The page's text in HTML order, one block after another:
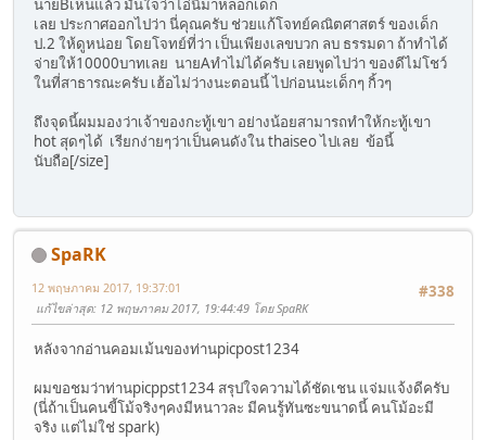
นายBเห็นแล้ว มั่นใจว่าไอ่นี่มาหลอกเด็ก
เลย ประกาศออกไปว่า นี่คุณครับ ช่วยแก้โจทย์คณิตศาสตร์ ของเด็ก
ป.2 ให้ดูหน่อย โดยโจทย์ที่ว่า เป็นเพียงเลขบวก ลบ ธรรมดา ถ้าทำได้
จ่ายให้10000บาทเลย นายAทำไม่ได้ครับ เลยพูดไปว่า ของดีไม่โชว์
ในที่สาธารณะครับ เฮ้อไม่ว่างนะตอนนี้ ไปก่อนนะเด็กๆ กิ้วๆ
ถึงจุดนี้ผมมองว่าเจ้าของกะทู้เขา อย่างน้อยสามารถทำให้กะทู้เขา
hot สุดๆได้ เรียกง่ายๆว่าเป็นคนดังใน thaiseo ไปเลย ข้อนี้
นับถือ[/size]
SpaRK
#338
12 พฤษภาคม 2017, 19:37:01
แก้ไขล่าสุด: 12 พฤษภาคม 2017, 19:44:49 โดย SpaRK
หลังจากอ่านคอมเม้นของท่านpicpost1234
ผมขอชมว่าท่านpicppst1234 สรุปใจความได้ชัดเชน แจ่มแจ้งดีครับ
(นี่ถ้าเป็นคนขี้โม้จริงๆคงมีหนาวละ มีคนรู้ทันซะขนาดนี้ คนโม้อะมี
จริง แต่ไม่ใช่ spark)